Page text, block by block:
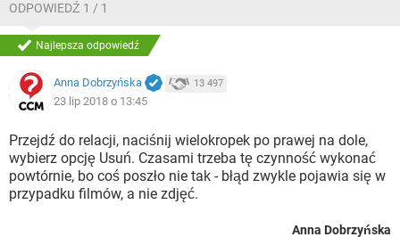
ODPOWIEDŹ 1 / 1
Najlepsza odpowiedź
Anna Dobrzyńska 13 497
23 lip 2018 o 13:45
Przejdź do relacji, naciśnij wielokropek po prawej na dole,
wybierz opcję Usuń. Czasami trzeba tę czynność wykonać
powtórnie, bo coś poszło nie tak - błąd zwykle pojawia się w
przypadku filmów, a nie zdjęć.
Anna Dobrzyńska